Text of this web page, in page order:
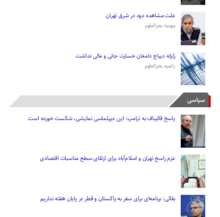
علت مشاهده دود در شرق تهران
مهدیه بحرالعلوم
زلزله دیباج دامغان خسارت جانی و مالی نداشت
راضیه بحرالعلوم
سیاسی
پاسخ قالیباف به ترامپ: این دیپلماسی نمایشی، شکست خورده است
عزم راسخ تهران و اسلام‌آباد برای ارتقای سطح مناسبات اقتصادی
بقائی: برنامه‌ای برای سفر به پاکستان و قطر در پایان هفته نداریم